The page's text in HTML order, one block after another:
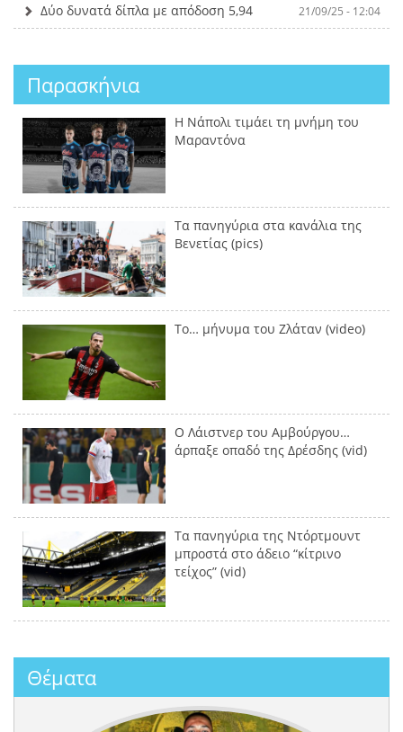
Δύο δυνατά δίπλα με απόδοση 5,94 21/09/25 - 12:04
Παρασκήνια
Η Νάπολι τιμάει τη μνήμη του
Μαραντόνα
Τα πανηγύρια στα κανάλια της
Βενετίας (pics)
Το… μήνυμα του Ζλάταν (video)
Ο Λάιστνερ του Αμβούργου…
άρπαξε οπαδό της Δρέσδης (vid)
Τα πανηγύρια της Ντόρτμουντ
μπροστά στο άδειο “κίτρινο
τείχος” (vid)
Θέματα